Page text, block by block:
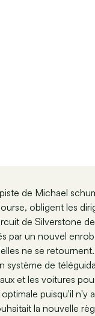
de Michael
obligent les
de Silverstone
par un nouvel
ne se
système de
et les voitures
puisqu'il n'y
la nouvelle